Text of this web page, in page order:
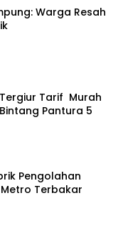
Warga Resah
Tarif Murah
Pantura 5
Pengolahan
Terbakar